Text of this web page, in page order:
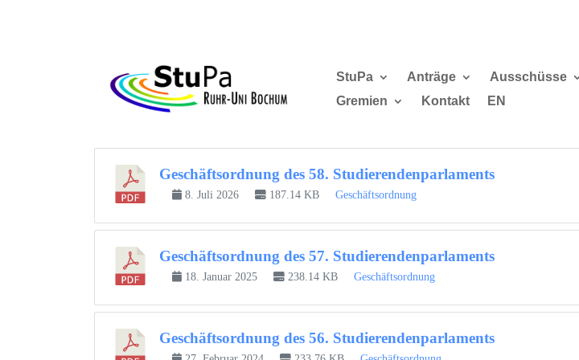
StuPa Anträge Ausschüsse
Gremien
Kontakt EN
Geschäftsordnung des 58. Studierendenparlaments
8. Juli 2026 187.14 KB Geschäftsordnung
Geschäftsordnung des 57. Studierendenparlaments
18. Januar 2025 238.14 KB Geschäftsordnung
Geschäftsordnung des 56. Studierendenparlaments